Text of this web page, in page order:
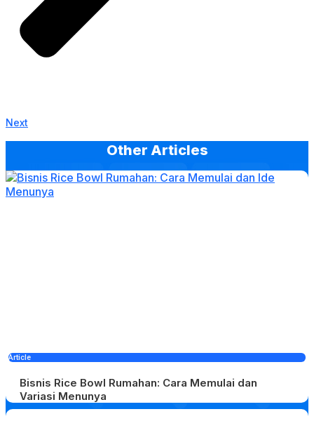
Next
Other Articles
Article
Bisnis Rice Bowl Rumahan: Cara Memulai dan
Variasi Menunya